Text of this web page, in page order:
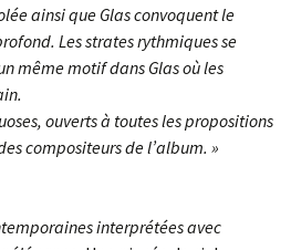
rire
ainsi que Glas convoquent le
Les strates rythmiques se
même motif dans Glas où les
ouverts à toutes les propositions
compositeurs de l’album. »
interprétées avec